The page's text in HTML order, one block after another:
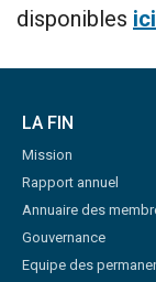
disponibles ici
LA FIN
Mission
Rapport annuel
Annuaire des
Gouvernance
Equipe des